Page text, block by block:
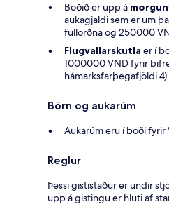
Boðið er upp á
aukagjaldi sem er um
fullorðna og 250000
Flugvallarskutla er í
1000000 VND fyrir
hámarksfarþegafjöldi 4)
Börn og aukarúm
Aukarúm eru í boði
Reglur
Þessi gististaður er undir
upp á gistingu er hluti af